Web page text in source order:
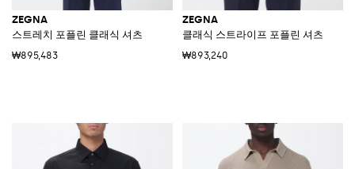
ZEGNA
스트레치 포플린 클래식 셔츠
₩895,483
ZEGNA
클래식 스트라이프 포플린 셔츠
₩893,240